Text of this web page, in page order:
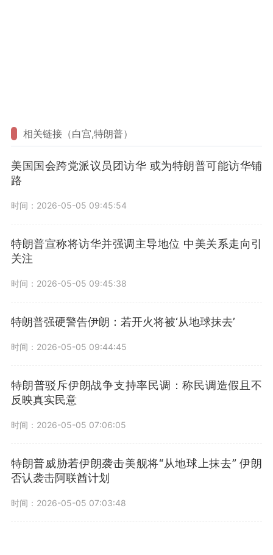
相关链接（白宫,特朗普）
美国国会跨党派议员团访华 或为特朗普可能访华铺
路
时间：2026-05-05 09:45:54
特朗普宣称将访华并强调主导地位 中美关系走向引
关注
时间：2026-05-05 09:45:38
特朗普强硬警告伊朗：若开火将被‘从地球抹去’
时间：2026-05-05 09:44:45
特朗普驳斥伊朗战争支持率民调：称民调造假且不
反映真实民意
时间：2026-05-05 07:06:05
特朗普威胁若伊朗袭击美舰将“从地球上抹去” 伊朗
否认袭击阿联酋计划
时间：2026-05-05 07:03:48